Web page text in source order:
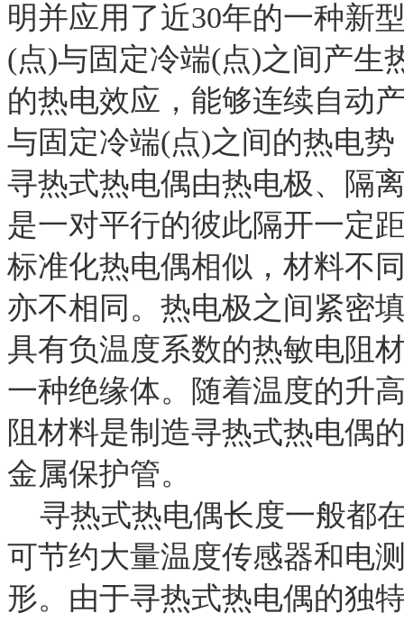
明并应用了近30年的一种新
(点)与固定冷端(点)之间产生
的热电效应，能够连续自动
与固定冷端(点)之间的热电
寻热式热电偶由热电极、隔
是一对平行的彼此隔开一定
标准化热电偶相似，材料不
亦不相同。热电极之间紧密
具有负温度系数的热敏电阻
一种绝缘体。随着温度的升
阻材料是制造寻热式热电偶
金属保护管。
寻热式热电偶长度一般都
可节约大量温度传感器和电
形。由于寻热式热电偶的独